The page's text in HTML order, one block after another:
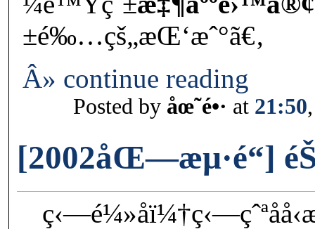
±é‰…çš„æŒ‘æˆ°ã€‚
Â» continue reading
Posted by åœ˜é•· at 21:50
[2002åŒ—æµ·é“]